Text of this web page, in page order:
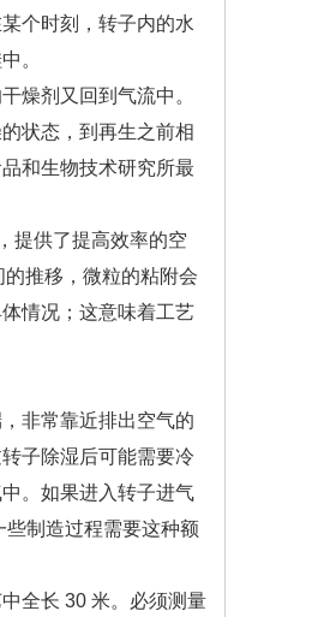
个时刻，转子内的水
。
燥剂又回到气流中。
状态，到再生之前相
和生物技术研究所最
提供了提高效率的空
推移，微粒的粘附会
情况；这意味着工艺
非常靠近排出空气的
子除湿后可能需要冷
。如果进入转子进气
些制造过程需要这种额
全长 30 米。必须测量